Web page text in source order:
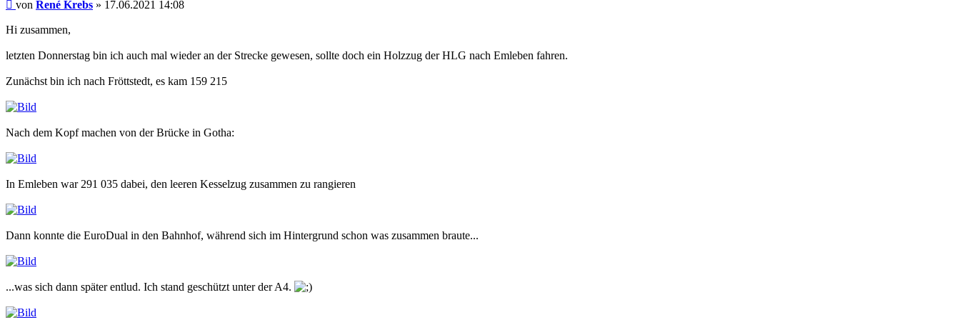
von René Krebs » 17.06.2021 14:08
Hi zusammen,
letzten Donnerstag bin ich auch mal wieder an der Strecke gewesen, sollte doch ein Holzzug der HLG nach Emleben fahren.
Zunächst bin ich nach Fröttstedt, es kam 159 215
Nach dem Kopf machen von der Brücke in Gotha:
In Emleben war 291 035 dabei, den leeren Kesselzug zusammen zu rangieren
Dann konnte die EuroDual in den Bahnhof, während sich im Hintergrund schon was zusammen braute...
...was sich dann später entlud. Ich stand geschützt unter der A4.